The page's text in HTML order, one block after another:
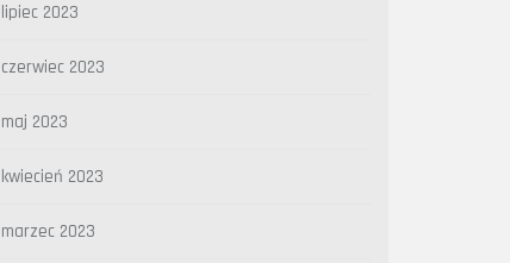
lipiec 2023
czerwiec 2023
maj 2023
kwiecień 2023
marzec 2023